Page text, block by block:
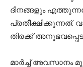
ദിനങ്ങളും
പ്രതീക്ഷിക്കുന്നത്.
തിരക്ക്
മാര്‍ച്ച് അവസാനം